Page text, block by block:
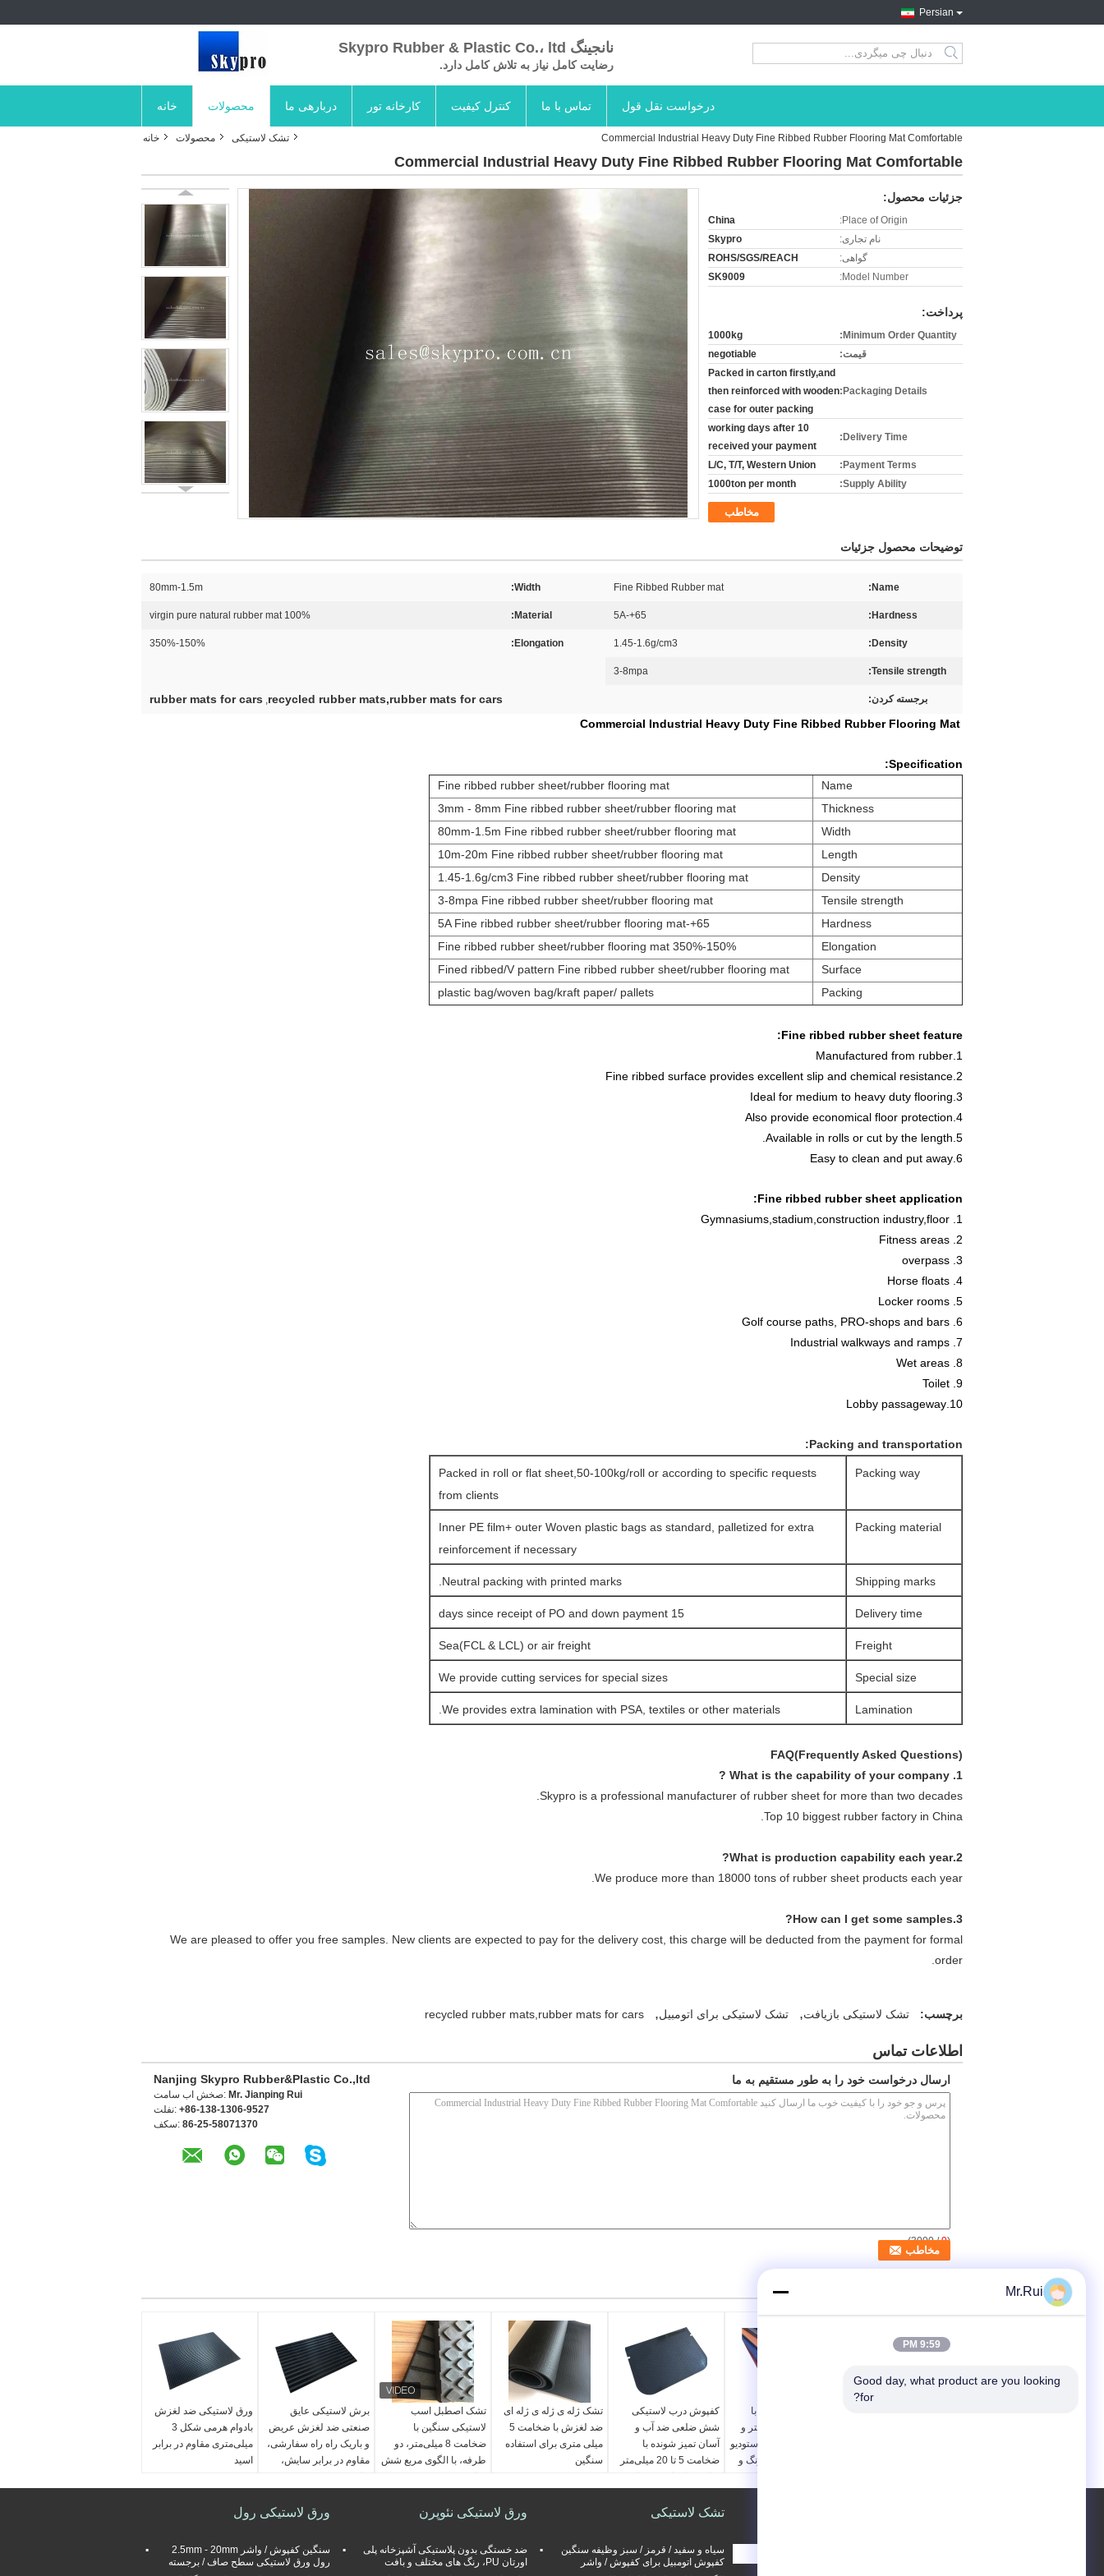
Persian
نانجینگ Skypro Rubber & Plastic Co.، ltd
رضایت کامل نیاز به تلاش کامل دارد. search
خانه محصولات دربارهی ما کارخانه تور کنترل کیفیت تماس با ما درخواست نقل قول
خانه محصولات تشک لاستیکی Commercial Industrial Heavy Duty Fine Ribbed Rubber Flooring Mat Comfortable
Commercial Industrial Heavy Duty Fine Ribbed Rubber Flooring Mat Comfortable
جزئیات محصول:
Place of Origin:
China
نام تجاری:
Skypro
گواهی:
ROHS/SGS/REACH
Model Number:
SK9009
پرداخت:
Minimum Order Quantity:
1000kg
قیمت:
negotiable
Packaging Details:
Packed in carton firstly,and
then reinforced with wooden
case for outer packing
Delivery Time:
10 working days after
received your payment
Payment Terms:
L/C, T/T, Western Union
Supply Ability:
1000ton per month
مخاطب
توضیحات محصول جزئیات
Name:
Fine Ribbed Rubber mat
Width:
80mm-1.5m
Hardness:
65+-5A
Material:
100% virgin pure natural rubber mat
Density:
1.45-1.6g/cm3
Elongation:
150%-350%
Tensile strength:
3-8mpa
برجسته کردن: recycled rubber mats,rubber mats for cars
,
rubber mats for cars
Commercial Industrial Heavy Duty Fine Ribbed Rubber Flooring Mat
Specification:
Name
Fine ribbed rubber sheet/rubber flooring mat
Thickness
3mm - 8mm Fine ribbed rubber sheet/rubber flooring mat
Width
80mm-1.5m Fine ribbed rubber sheet/rubber flooring mat
Length
10m-20m Fine ribbed rubber sheet/rubber flooring mat
Density
1.45-1.6g/cm3 Fine ribbed rubber sheet/rubber flooring mat
Tensile strength
3-8mpa Fine ribbed rubber sheet/rubber flooring mat
Hardness
65+-5A
Fine ribbed rubber sheet/rubber flooring mat
Elongation
150%-350%
Fine ribbed rubber sheet/rubber flooring mat
Surface
Fined ribbed/V pattern Fine ribbed rubber sheet/rubber flooring mat
Packing
plastic bag/woven bag/kraft paper/ pallets
Fine ribbed rubber sheet feature:
1.
Manufactured from rubber
2.Fine ribbed surface provides excellent slip and chemical resistance
3.Ideal for medium to heavy duty flooring
4.Also provide economical floor protection
5.Available in rolls or cut by the length.
6.Easy to clean and put away
Fine ribbed rubber sheet application:
1. Gymnasiums,stadium,construction industry,floor
2. Fitness areas
3. overpass
4. Horse floats
5. Locker rooms
6. Golf course paths, PRO-shops and bars
7. Industrial walkways and ramps
8. Wet areas
9. Toilet
10.Lobby passageway
Packing and transportation:
Packing way
Packed in roll or flat sheet,50-100kg/roll or according to specific requests
from clients
Packing material
Inner PE film+ outer Woven plastic bags as standard, palletized for extra
reinforcement if necessary
Shipping marks
Neutral packing with printed marks.
Delivery time
15 days since receipt of PO and down payment
Freight
Sea(FCL & LCL) or air freight
Special size
We provide cutting services for special sizes
Lamination
We provides extra lamination with PSA, textiles or other materials.
FAQ(Frequently Asked Questions)
1. What is the capability of your company ?
Skypro is a professional manufacturer of rubber sheet for more than two decades.
Top 10 biggest rubber factory in China.
2.What is production capability each year?
We produce more than 18000 tons of rubber sheet products each year.
3.How can I get some samples?
We are pleased to offer you free samples. New clients are expected to pay for the delivery cost, this charge will be deducted from the payment for formal
order.
برچسب: تشک لاستیکی بازیافت, تشک لاستیکی برای اتومبیل,
recycled rubber mats,rubber mats for cars
اطلاعات تماس
Nanjing Skypro Rubber&Plastic Co.,ltd
تماس با شخص: Mr. Jianping Rui
تلفن: +86-138-1306-9527
فکس: 86-25-58071370
ارسال درخواست خود را به طور مستقیم به ما
(
0
/ 3000)
ورق لاستیکی ضد لغزش
بادوام هرمی شکل 3
میلی‌متری مقاوم در برابر
اسید
پهن باریک، سکه
سختی: 65±5 ساحل
برش لاستیکی عایق
صنعتی ضد لغزش عریض
و باریک راه راه سفارشی،
مقاوم در برابر سایش،
الگوی سطح:مربع، راه راه
استحکام کششی: 4MPa
65±5 ساحل
تشک اصطبل اسب
لاستیکی سنگین با
ضخامت 8 میلی‌متر، دو
طرفه، با الگوی مربع شش
الگوی سطح: مربع، شش
استحکام کششی: 4MPa
سختی:65±5 ساحل
تشک ژله ی ژله ی ژله ای
ضد لغزش با ضخامت 5
میلی متری برای استفاده
سنگین
3MM،4MM،5MM،6MM،7MM،8MM،9MM،10MM
1.73X0.61M
کفپوش درب لاستیکی
شش ضلعی ضد آب و
آسان تمیز شونده با
ضخامت 5 تا 20 میلی‌متر
مواد: لاستیک
㎡,3.0kg/㎡
ضخامت:5-20 میلی متر
کفپوش پی وی سی با
ضخامت 3.5 میلی متر و
5.0 میلی متر برای استودیو
باله با طراحی رنگارنگ و
ورق لاستیکی رول
سنگین کفپوش / واشر 2.5mm - 20mm
رول ورق لاستیکی سطح صاف / برجسته
ورق لاستیکی نئوپرن
ضد خستگی بدون پلاستیکی آشپزخانه پلی
اورتان PU، رنگ های مختلف و بافت
تشک لاستیکی
سیاه و سفید / قرمز / سبز وظیفه سنگین
کفپوش اتومبیل برای کفپوش / واشر
Mr.Rui
9:59 PM
Good day, what product are you looking
for?